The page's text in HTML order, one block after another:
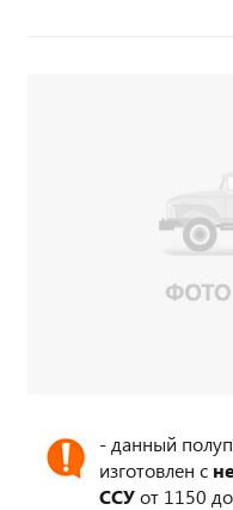
- данный
изготовлен с
ССУот 1150